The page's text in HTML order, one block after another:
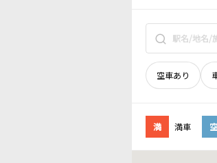
空車あり
満 満車 空